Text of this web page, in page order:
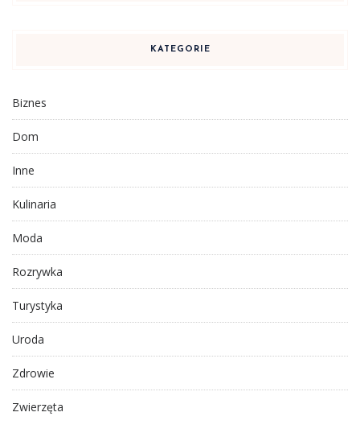
KATEGORIE
Biznes
Dom
Inne
Kulinaria
Moda
Rozrywka
Turystyka
Uroda
Zdrowie
Zwierzęta